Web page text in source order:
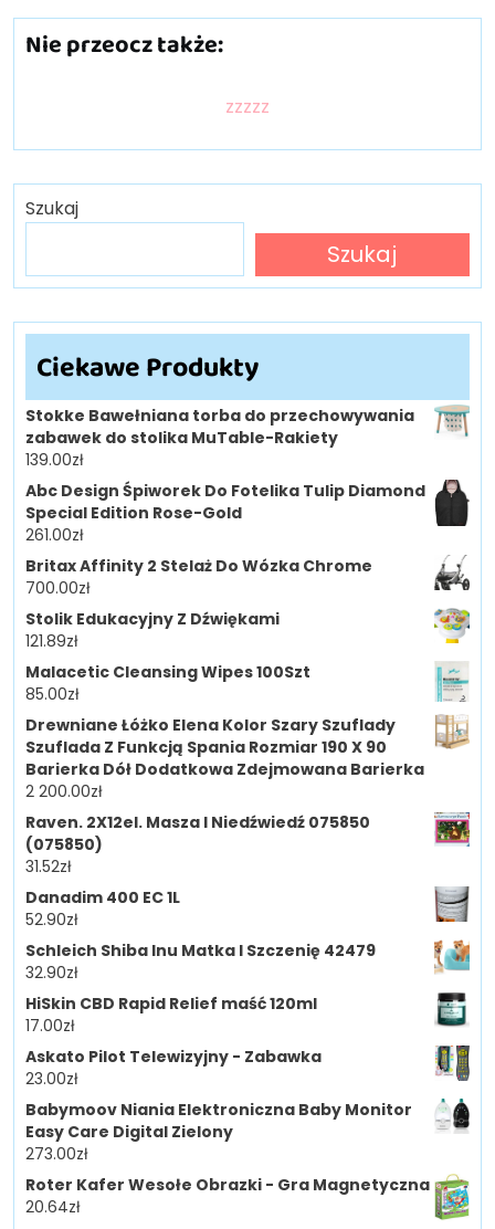
Nie przeocz także:
zzzzz
Szukaj
Szukaj
Ciekawe Produkty
Stokke Bawełniana torba do przechowywania
zabawek do stolika MuTable-Rakiety
139.00zł
Abc Design Śpiworek Do Fotelika Tulip Diamond
Special Edition Rose-Gold
261.00zł
Britax Affinity 2 Stelaż Do Wózka Chrome
700.00zł
Stolik Edukacyjny Z Dźwiękami
121.89zł
Malacetic Cleansing Wipes 100Szt
85.00zł
Drewniane Łóżko Elena Kolor Szary Szuflady
Szuflada Z Funkcją Spania Rozmiar 190 X 90
Barierka Dół Dodatkowa Zdejmowana Barierka
2 200.00zł
Raven. 2X12el. Masza I Niedźwiedź 075850
(075850)
31.52zł
Danadim 400 EC 1L
52.90zł
Schleich Shiba Inu Matka I Szczenię 42479
32.90zł
HiSkin CBD Rapid Relief maść 120ml
17.00zł
Askato Pilot Telewizyjny - Zabawka
23.00zł
Babymoov Niania Elektroniczna Baby Monitor
Easy Care Digital Zielony
273.00zł
Roter Kafer Wesołe Obrazki - Gra Magnetyczna
20.64zł